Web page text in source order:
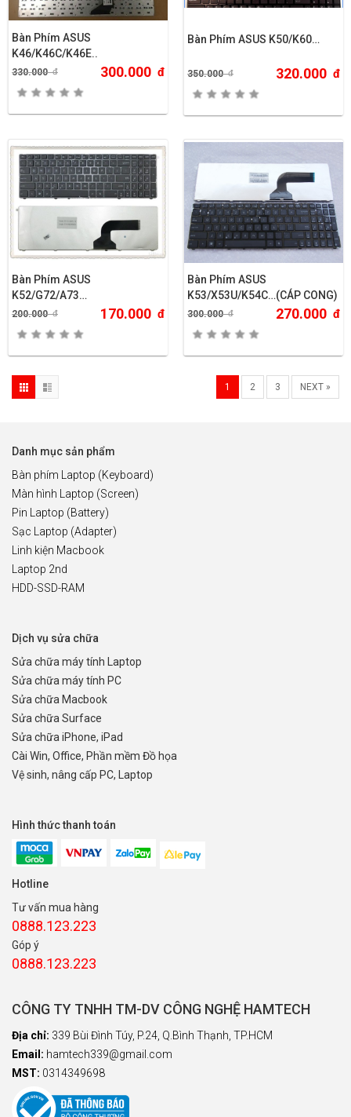
Bàn Phím ASUS
K46/K46C/K46E..
330.000đ 300.000 đ
Bàn Phím ASUS K50/K60…
350.000đ 320.000 đ
Bàn Phím ASUS
K52/G72/A73…
200.000đ 170.000 đ
Bàn Phím ASUS
K53/X53U/K54C…(CÁP CONG)
300.000đ 270.000 đ
1 2 3 NEXT »
Danh mục sản phẩm
Bàn phím Laptop (Keyboard)
Màn hình Laptop (Screen)
Pin Laptop (Battery)
Sạc Laptop (Adapter)
Linh kiện Macbook
Laptop 2nd
HDD-SSD-RAM
Dịch vụ sửa chữa
Sửa chữa máy tính Laptop
Sửa chữa máy tính PC
Sửa chữa Macbook
Sửa chữa Surface
Sửa chữa iPhone, iPad
Cài Win, Office, Phần mềm Đồ họa
Vệ sinh, nâng cấp PC, Laptop
Hình thức thanh toán
Hotline
Tư vấn mua hàng
0888.123.223
Góp ý
0888.123.223
CÔNG TY TNHH TM-DV CÔNG NGHỆ HAMTECH
Địa chỉ: 339 Bùi Đình Túy, P.24, Q.Bình Thạnh, TP.HCM
Email: hamtech339@gmail.com
MST: 0314349698